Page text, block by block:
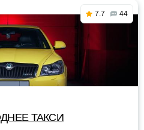
7.7 44
ТАКСИ